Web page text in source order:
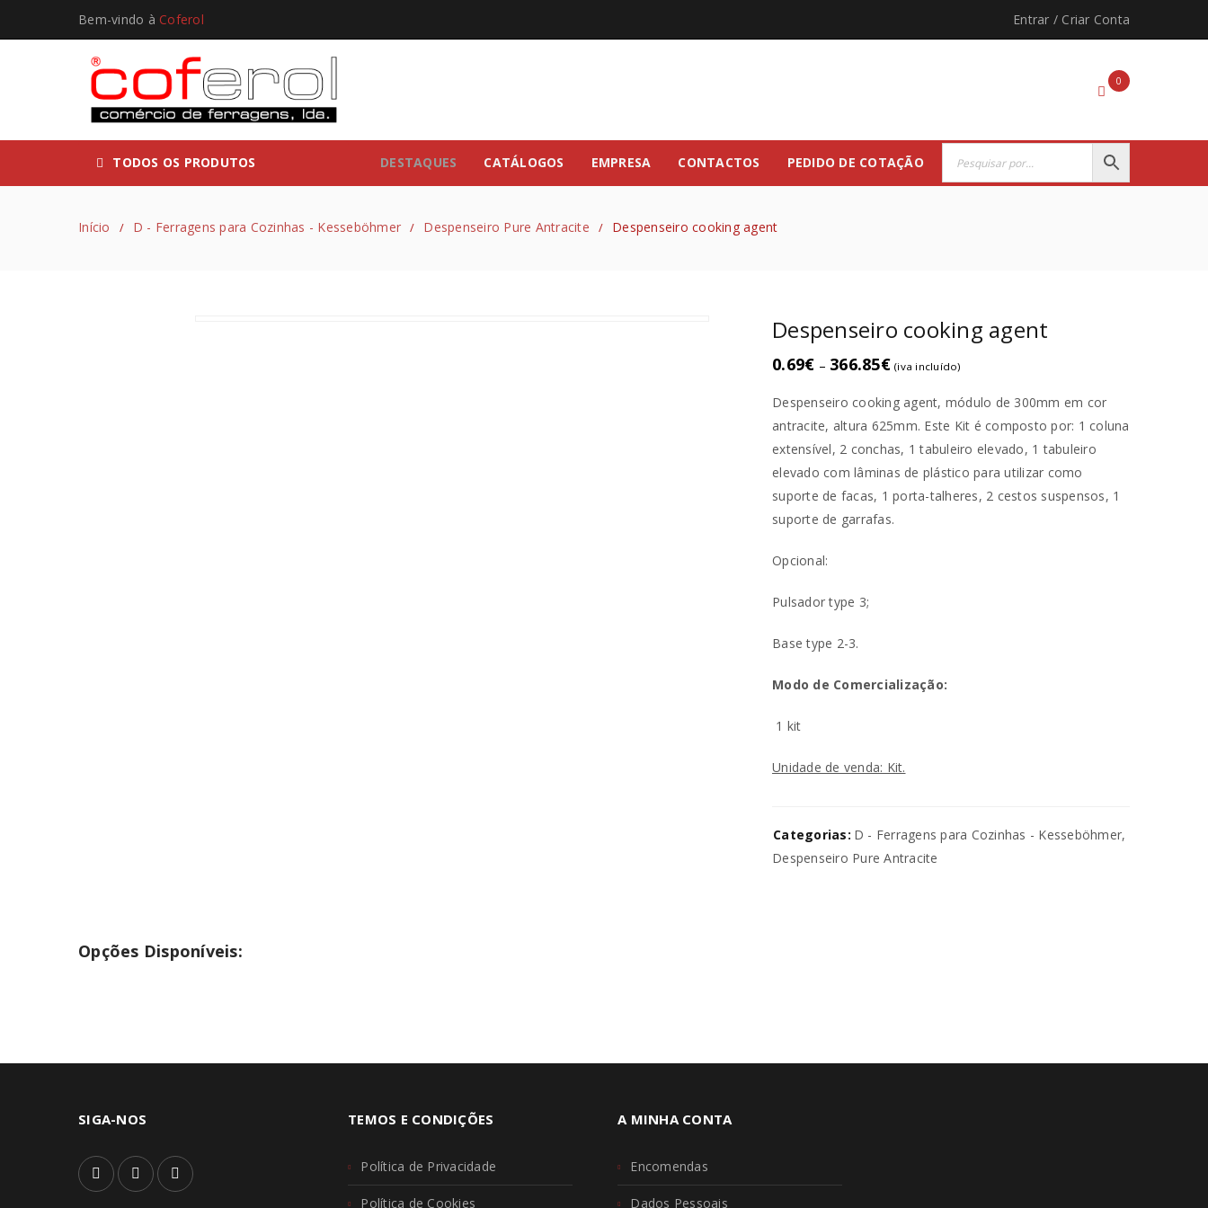
A ligação para definir uma nova senha será enviada para o seu
experiência por toda a loja, para gerir o acesso à sua conta e
Bem-vindo à Coferol Entrar / Criar Conta
0
TODOS OS PRODUTOS DESTAQUES CATÁLOGOS EMPRESA CONTACTOS PEDIDO DE COTAÇÃO
Início / D - Ferragens para Cozinhas - Kesseböhmer / Despenseiro Pure Antracite / Despenseiro cooking agent
Despenseiro cooking agent
0.69€ – 366.85€ (iva incluído)
Despenseiro cooking agent, módulo de 300mm em cor
antracite, altura 625mm. Este Kit é composto por: 1 coluna
extensível, 2 conchas, 1 tabuleiro elevado, 1 tabuleiro
elevado com lâminas de plástico para utilizar como
suporte de facas, 1 porta-talheres, 2 cestos suspensos, 1
suporte de garrafas.
Opcional:
Pulsador type 3;
Base type 2-3.
Modo de Comercialização:
1 kit
Unidade de venda: Kit.
Categorias: D - Ferragens para Cozinhas - Kesseböhmer,
Despenseiro Pure Antracite
Opções Disponíveis:
SIGA-NOS TEMOS E CONDIÇÕES
Política de Privacidade
Política de Cookies
A MINHA CONTA
Encomendas
Dados Pessoais